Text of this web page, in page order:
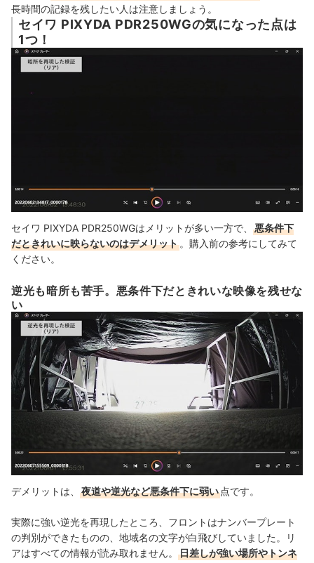
長時間の記録を残したい人は注意しましょう。
セイワ PIXYDA PDR250WGの気になった点は
1つ！
セイワ PIXYDA PDR250WGはメリットが多い一方で、
悪条件下
だときれいに映らないのはデメリット 。購入前の参考にしてみて
ください。
逆光も暗所も苦手。悪条件下だときれいな映像を残せな
い
デメリットは、 夜道や逆光など悪条件下に弱い点です。
実際に強い逆光を再現したところ、フロントはナンバープレート
の判別ができたものの、地域名の文字が白飛びしていました。リ
アはすべての情報が読み取れません。
日差しが強い場所やトンネ